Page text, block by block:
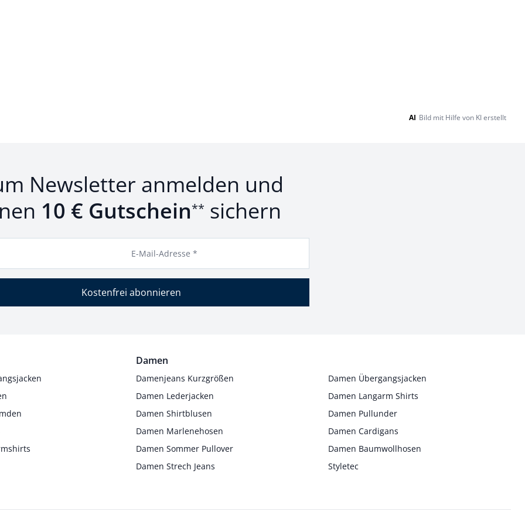
AI Bild mit Hilfe von KI erstellt
Newsletter anmelden und
10 € Gutschein** sichern
E-Mail-Adresse *
Kostenfrei abonnieren
Damen
Damenjeans Kurzgrößen
Damen Übergangsjacken
Damen Lederjacken
Damen Langarm Shirts
Damen Shirtblusen
Damen Pullunder
Damen Marlenehosen
Damen Cardigans
Damen Sommer Pullover
Damen Baumwollhosen
Damen Strech Jeans
Styletec